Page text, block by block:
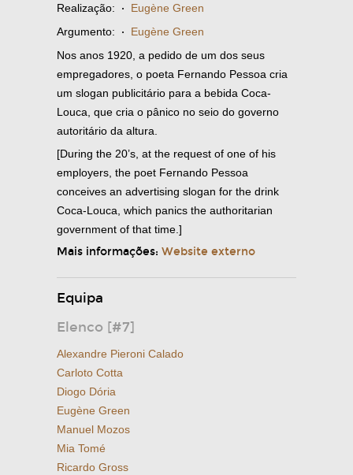
Realização: · Eugène Green
Argumento: · Eugène Green
Nos anos 1920, a pedido de um dos seus
empregadores, o poeta Fernando Pessoa cria
um slogan publicitário para a bebida Coca-
Louca, que cria o pânico no seio do governo
autoritário da altura.
[During the 20’s, at the request of one of his
employers, the poet Fernando Pessoa
conceives an advertising slogan for the drink
Coca-Louca, which panics the authoritarian
government of that time.]
Mais informações: Website externo
Equipa
Elenco [#7]
Alexandre Pieroni Calado
Carloto Cotta
Diogo Dória
Eugène Green
Manuel Mozos
Mia Tomé
Ricardo Gross